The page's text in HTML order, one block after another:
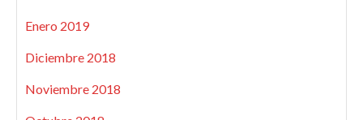
Enero 2019
Diciembre 2018
Noviembre 2018